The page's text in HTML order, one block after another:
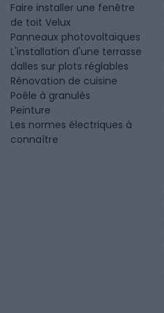
Faire installer une fenêtre
de toit Velux
Panneaux photovoltaïques
L'installation d'une terrasse
dalles sur plots réglables
Rénovation de cuisine
Poêle à granulés
Peinture
Les normes électriques à
connaître